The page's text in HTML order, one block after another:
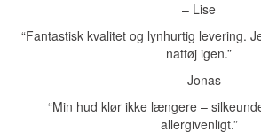
– Lise
“Fantastisk kvalitet og lynhurtig levering.
nattøj igen.”
– Jonas
“Min hud klør ikke længere –
allergivenligt.”